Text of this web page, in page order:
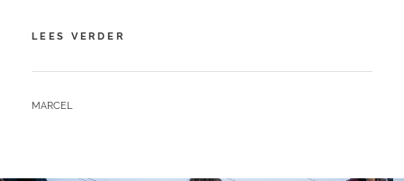
LEES VERDER
DE
BY
MARCEL